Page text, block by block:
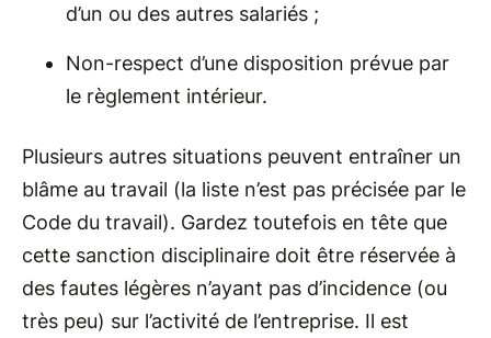
d’un ou des autres salariés ;
Non-respect d’une disposition prévue par
le règlement intérieur.
Plusieurs autres situations peuvent entraîner un
blâme au travail (la liste n’est pas précisée par le
Code du travail). Gardez toutefois en tête que
cette sanction disciplinaire doit être réservée à
des fautes légères n’ayant pas d’incidence (ou
très peu) sur l’activité de l’entreprise. Il est